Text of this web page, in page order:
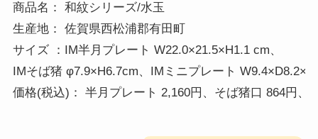
商品名： 和紋シリーズ/水玉
生産地： 佐賀県西松浦郡有田町
サイズ ：IM半月プレート W22.0×21.5×H1.1 cm、
IMそば猪 φ7.9×H6.7cm、IMミニプレート
価格(税込)： 半月プレート 2,160円、そば猪口 864円、